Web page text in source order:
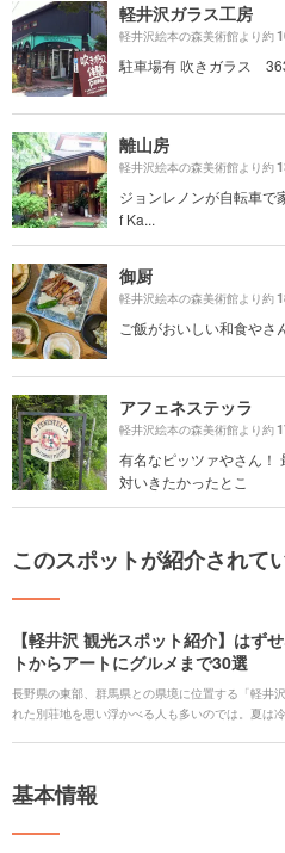
軽井沢ガラス工房
軽井沢絵本の森美術館より約
駐車場有 吹きガラス
離山房
軽井沢絵本の森美術館より約
ジョンレノンが自転車で
f Ka...
御厨
軽井沢絵本の森美術館より約
ご飯がおいしい和食や
アフェネステッラ
軽井沢絵本の森美術館より約
有名なピッツァやさん！
対いきたかったとこ
このスポットが紹介されて
【軽井沢 観光スポット紹介】はず
トからアートにグルメまで30選
長野県の東部、群馬県との県境に位置する「軽井
れた別荘地を思い浮かべる人も多いのでは。夏は
ンスショッピングプラザ」でお手頃なブランド物
基本情報